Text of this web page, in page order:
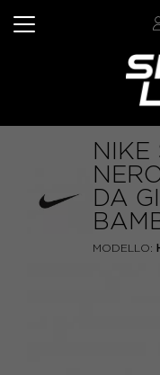
NIKE
DA
MODELLO: